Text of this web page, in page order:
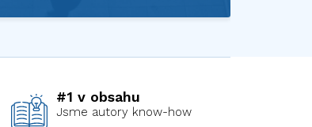
#1 v obsahu
Jsme autory know-how